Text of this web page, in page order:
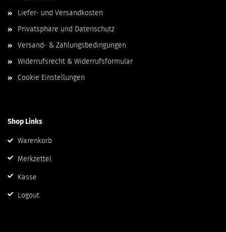
Liefer- und Versandkosten
Privatsphäre und Datenschutz
Versand- & Zahlungsbedingungen
Widerrufsrecht & Widerrufsformular
Cookie Einstellungen
Shop Links
Warenkorb
Merkzettel
Kasse
Logout